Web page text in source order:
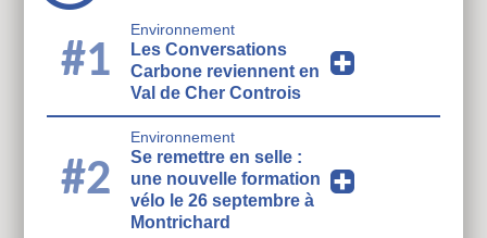
#1
Environnement
Les Conversations
Carbone reviennent en
Val de Cher Controis
#2
Environnement
Se remettre en selle :
une nouvelle formation
vélo le 26 septembre à
Montrichard